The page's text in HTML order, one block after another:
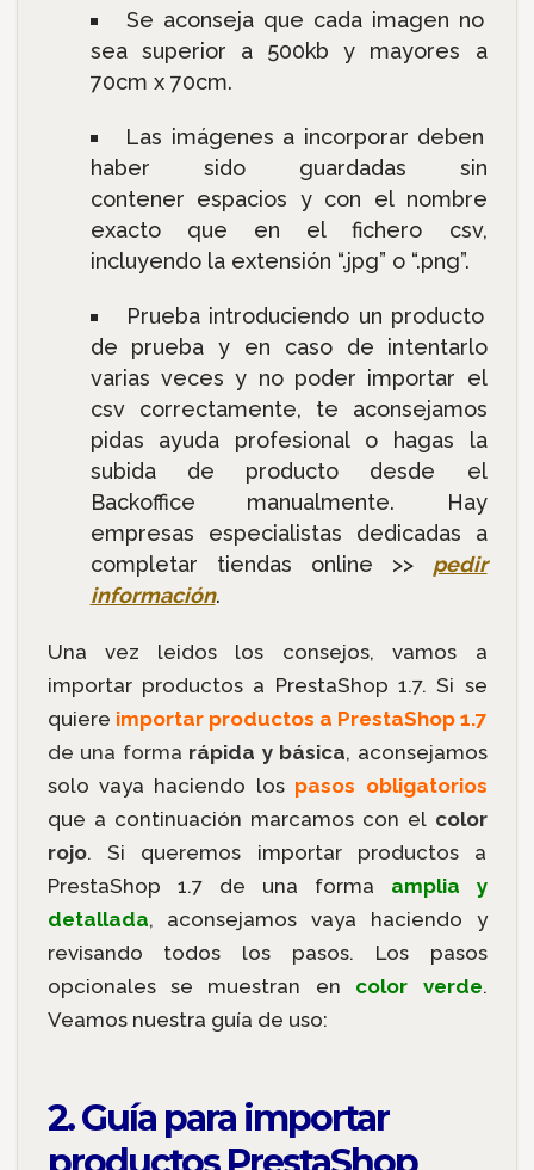
Se aconseja que cada imagen no
sea superior a 500kb y mayores a
70cm x 70cm.
Las imágenes a incorporar deben
haber sido guardadas sin
contener espacios y con el nombre
exacto que en el fichero csv,
incluyendo la extensión “.jpg” o “.png”.
Prueba introduciendo un producto
de prueba y en caso de intentarlo
varias veces y no poder importar el
csv correctamente, te aconsejamos
pidas ayuda profesional o hagas la
subida de producto desde el
Backoffice manualmente. Hay
empresas especialistas dedicadas a
completar tiendas online >> pedir
información.
Una vez leidos los consejos, vamos a
importar productos a PrestaShop 1.7. Si se
quiere importar productos a PrestaShop 1.7
de una forma rápida y básica, aconsejamos
solo vaya haciendo los pasos obligatorios
que a continuación marcamos con el color
rojo. Si queremos importar productos a
PrestaShop 1.7 de una forma amplia y
detallada, aconsejamos vaya haciendo y
revisando todos los pasos. Los pasos
opcionales se muestran en color verde.
Veamos nuestra guía de uso:
2. Guía para importar